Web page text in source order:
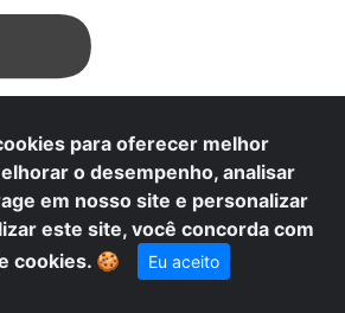
para oferecer melhor
o desempenho, analisar
em nosso site e personalizar
este site, você concorda com
cookies. 🍪 Eu aceito